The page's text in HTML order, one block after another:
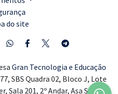
do site
Gran Tecnologia e Educação
SBS Quadra 02, Bloco J, Lote
Sala 201, 2º Andar, Asa Sul,